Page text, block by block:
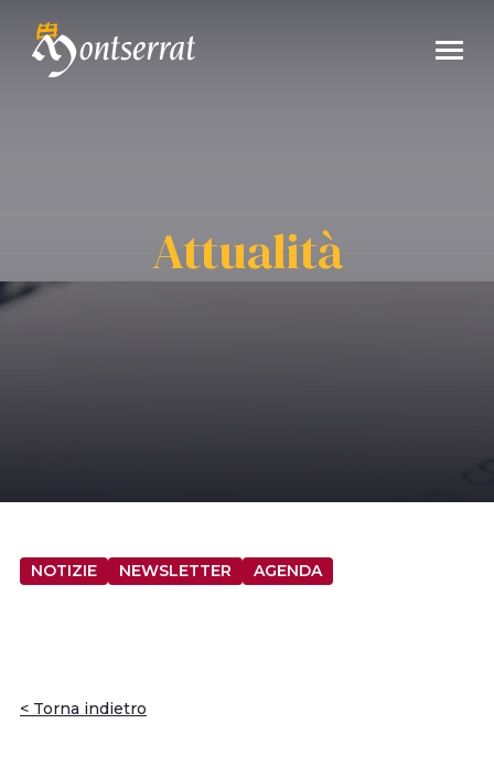
Attualità
NOTIZIE NEWSLETTER AGENDA
< Torna indietro